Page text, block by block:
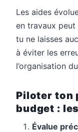
Les aides
en travaux
tu ne laisses
à éviter les
l’organisation
Piloter ton
budget :
Évalue